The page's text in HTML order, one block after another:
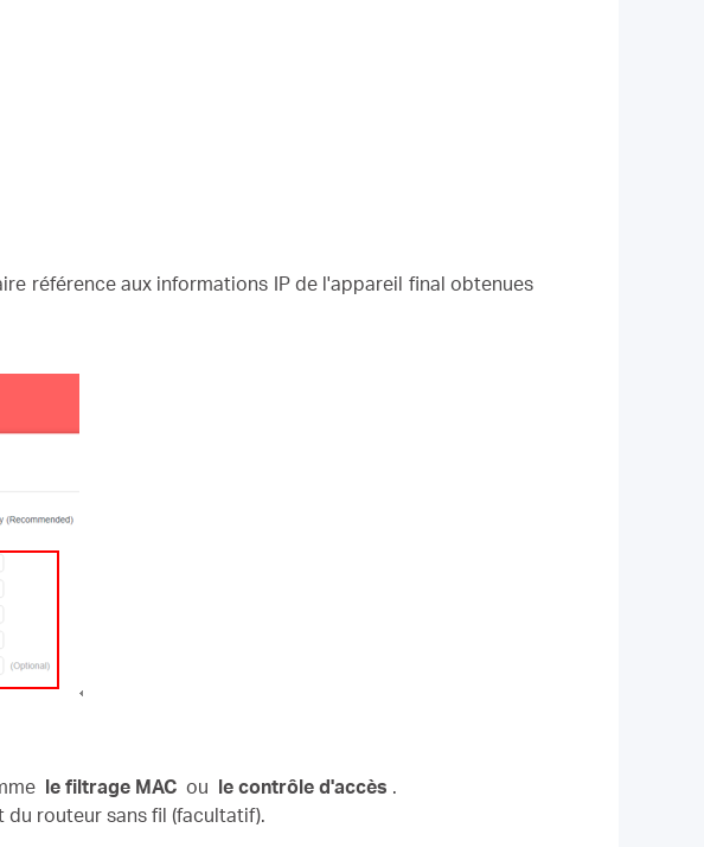
référence aux informations IP de l'appareil final obtenues
le filtrage MAC ou le contrôle d'accès .
du routeur sans fil (facultatif).